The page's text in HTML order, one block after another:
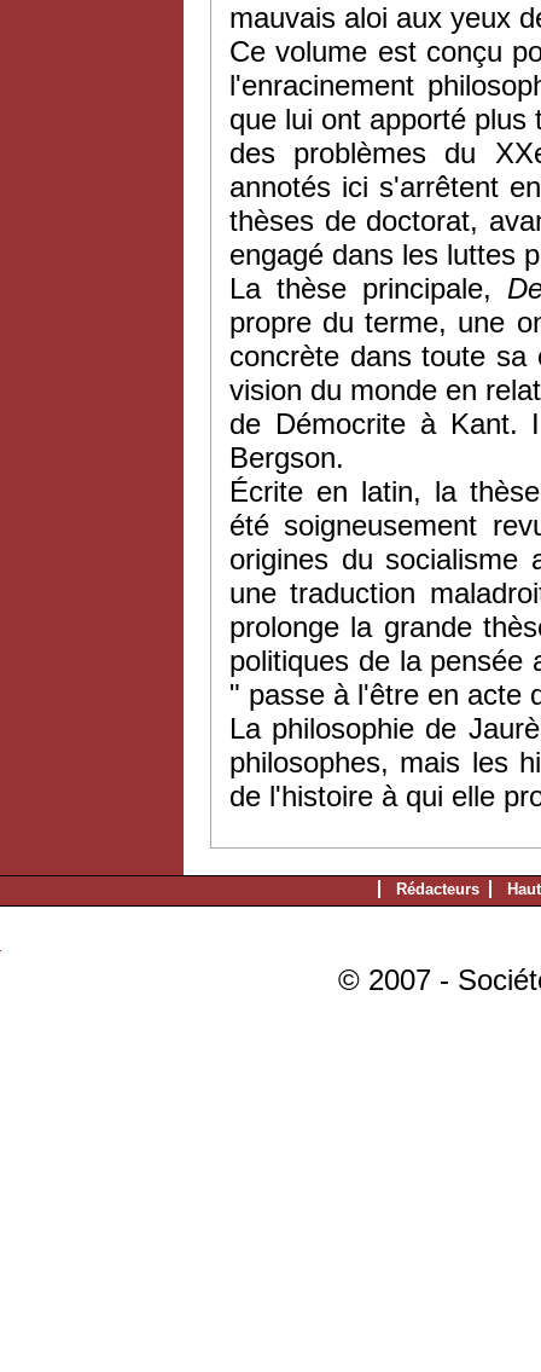
mauvais aloi aux yeux
Ce volume est conçu
l'enracinement
que lui ont apporté
des problèmes du
annotés ici s'arrêtent
thèses de doctorat,
engagé dans les luttes
La thèse principale,
propre du terme, une
concrète dans toute
vision du monde en
de Démocrite à Kant.
Bergson.
Écrite en latin, la
été soigneusement
origines du socialisme
une traduction
prolonge la grande
politiques de la pensée
" passe à l'être en acte
La philosophie de
philosophes, mais les
de l'histoire à qui elle
Rédacteurs
© 2007 -